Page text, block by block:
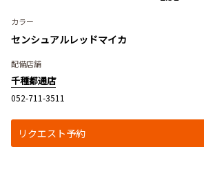
カラー
センシュアルレッドマイカ
配備店舗
千種都通店
052-711-3511
リクエスト予約